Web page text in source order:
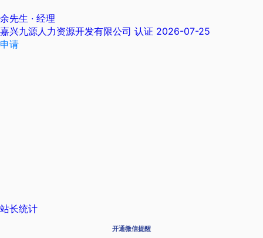
余先生 · 经理
嘉兴九源人力资源开发有限公司 认证 2026-07-25
申请
站长统计
开通微信提醒